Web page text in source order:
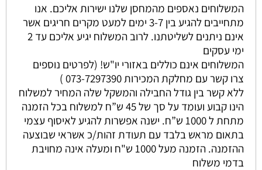
המשלוחים נאספים מהמחסן שלנו ישירות אליכם. אנו
מתחייבים להגיע בין 3-7 ימים למעט מקרים חריגים אשר
אינם ניתנים לשליטתנו. לרוב המשלוח יגיע אליכם עד 2
ימי עסקים
המשלוחים אינם כוללים באזורי יו"ש! (לפרטים נוספים
צרו קשר עם מחלקת המכירות 073-7297390 )
ללא קשר בין גודל החבילה והמשקל שלה המחיר למשלוח
הינו קבוע ועומד על סך של 45 ש”ח למשלוח בכל הזמנה
מתחת ל 1000 ש”ח. ישנה אפשרות להגיע לאיסוף עצמי
בתאום מראש בלבד עם תעודת זהות/כ אשראי שבוצעה
ההזמנה. הזמנה מעל 1000 ש"ח ומעלה אינה מחויבת
בדמי משלוח